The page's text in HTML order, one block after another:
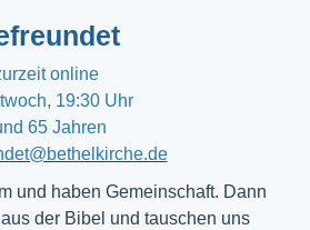
online
19:30 Uhr
65 Jahren
und haben Gemeinschaft. Dann
der Bibel und tauschen uns